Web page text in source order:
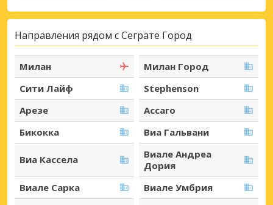
Направления рядом с Сеграте Город
Милан
Милан Город
Сити Лайф
Stephenson
Арезе
Ассаго
Бикокка
Виа Гальвани
Виа Кассела
Виале Андреа
Дория
Виале Сарка
Виале Умбрия